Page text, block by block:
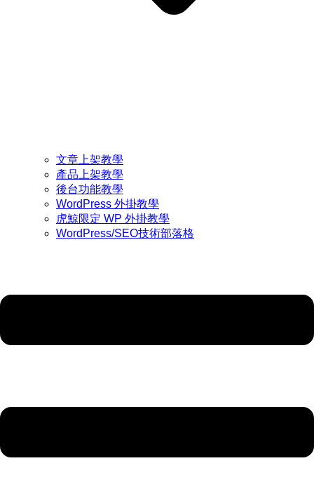
文章上架教學
產品上架教學
後台功能教學
WordPress 外掛教學
虎鯨限定 WP 外掛教學
WordPress/SEO技術部落格